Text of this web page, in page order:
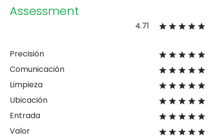
Assessment
4.71
Precisión
Comunicación
Limpieza
Ubicación
Entrada
Valor